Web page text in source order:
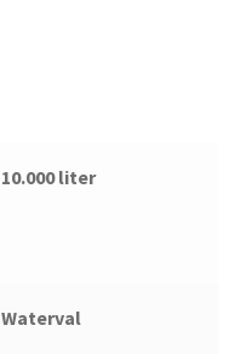
10.000 liter
Waterval